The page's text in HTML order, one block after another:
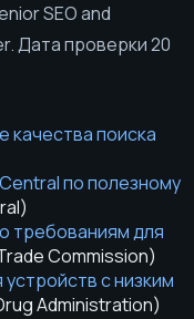
SEO and
.Дата проверки20
качества поиска
по полезному
)
требованиям для
Commission)
с низким
Administration)